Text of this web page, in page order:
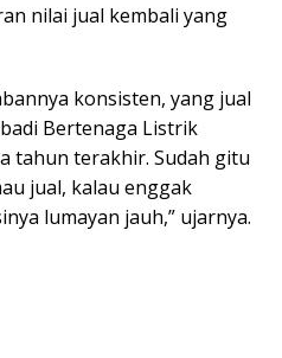
nilai jual kembali yang
konsisten, yang jual
Bertenaga Listrik
tahun terakhir. Sudah gitu
jual, kalau enggak
lumayan jauh,” ujarnya.